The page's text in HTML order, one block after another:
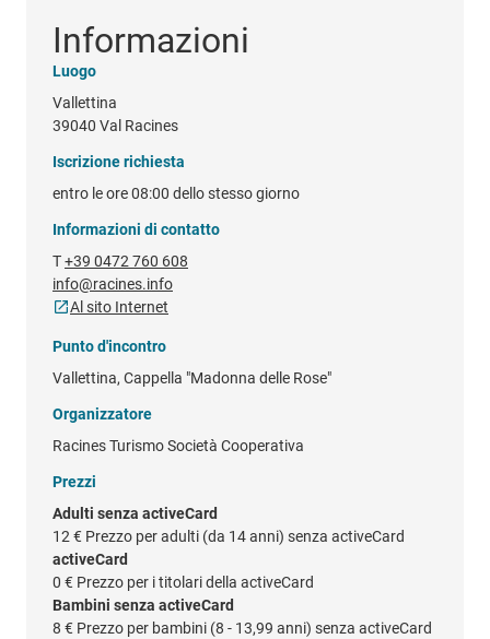
Informazioni
Luogo
Vallettina
39040 Val Racines
Iscrizione richiesta
entro le ore 08:00 dello stesso giorno
Informazioni di contatto
T+39 0472 760 608
info@racines.info
Al sito Internet
Punto d'incontro
Vallettina, Cappella "Madonna delle Rose"
Organizzatore
Racines Turismo Società Cooperativa
Prezzi
Adulti senza activeCard
12 € Prezzo per adulti (da 14 anni) senza activeCard
activeCard
0 € Prezzo per i titolari della activeCard
Bambini senza activeCard
8 € Prezzo per bambini (8 - 13,99 anni) senza activeCard